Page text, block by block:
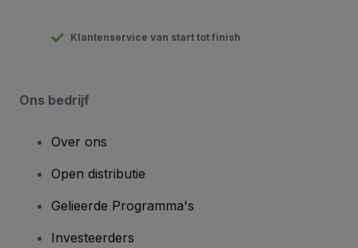
Klantenservice van start tot finish
Ons bedrijf
Over ons
Open distributie
Gelieerde Programma's
Investeerders